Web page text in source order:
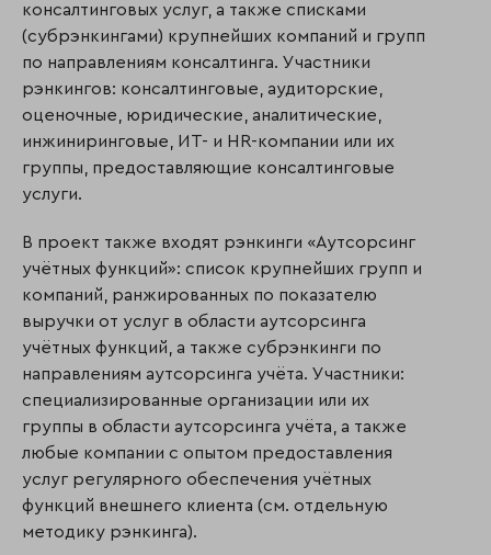
консалтинговых услуг, а также списками
(субрэнкингами) крупнейших компаний и групп
по направлениям консалтинга. Участники
рэнкингов: консалтинговые, аудиторские,
оценочные, юридические, аналитические,
инжиниринговые, ИТ- и HR-компании или их
группы, предоставляющие консалтинговые
услуги.
В проект также входят рэнкинги «Аутсорсинг
учётных функций»: список крупнейших групп и
компаний, ранжированных по показателю
выручки от услуг в области аутсорсинга
учётных функций, а также субрэнкинги по
направлениям аутсорсинга учёта. Участники:
специализированные организации или их
группы в области аутсорсинга учёта, а также
любые компании с опытом предоставления
услуг регулярного обеспечения учётных
функций внешнего клиента (см. отдельную
методику рэнкинга).